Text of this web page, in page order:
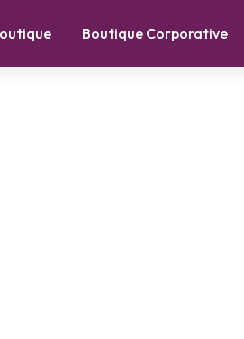
Boutique Corporative